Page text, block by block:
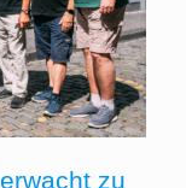
zu